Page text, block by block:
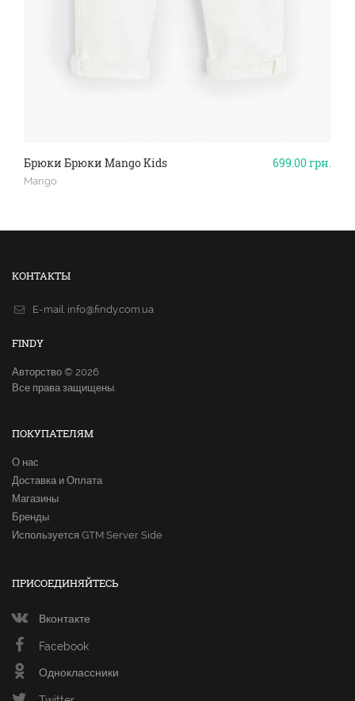
699.00грн.
Брюки Брюки Mango Kids
Mango
КОНТАКТЫ
E-mail. info@findy.com.ua
FINDY
Авторство © 2026
Все права защищены.
ПОКУПАТЕЛЯМ
О нас
Доставка и Оплата
Магазины
Бренды
Используется GTM Server Side
ПРИСОЕДИНЯЙТЕСЬ
Вконтакте
Facebook
Одноклассники